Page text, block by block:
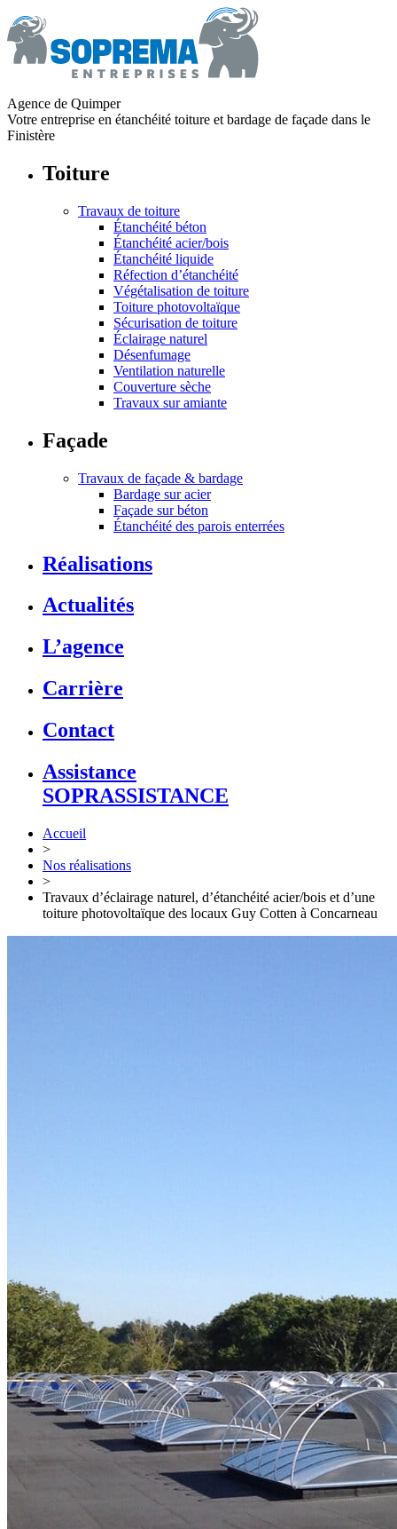
Agence de Quimper
Votre entreprise en étanchéité toiture et bardage de façade dans le
Finistère
Toiture
Travaux de toiture
Étanchéité béton
Étanchéité acier/bois
Étanchéité liquide
Réfection d’étanchéité
Végétalisation de toiture
Toiture photovoltaïque
Sécurisation de toiture
Éclairage naturel
Désenfumage
Ventilation naturelle
Couverture sèche
Travaux sur amiante
Façade
Travaux de façade & bardage
Bardage sur acier
Façade sur béton
Étanchéité des parois enterrées
Réalisations
Actualités
L’agence
Carrière
Contact
Assistance
SOPRASSISTANCE
Accueil
>
Nos réalisations
>
Travaux d’éclairage naturel, d’étanchéité acier/bois et d’une
toiture photovoltaïque des locaux Guy Cotten à Concarneau